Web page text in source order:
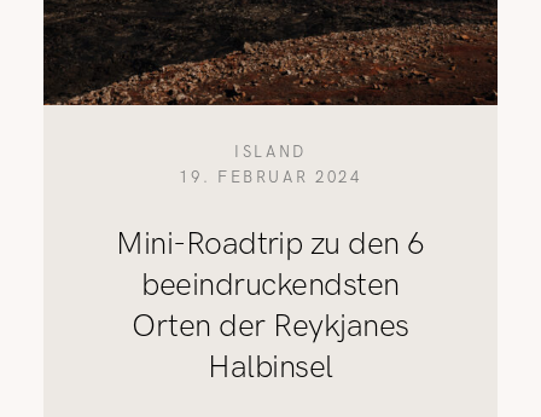
ISLAND
19. FEBRUAR 2024
Mini-Roadtrip zu den 6
beeindruckendsten
Orten der Reykjanes
Halbinsel